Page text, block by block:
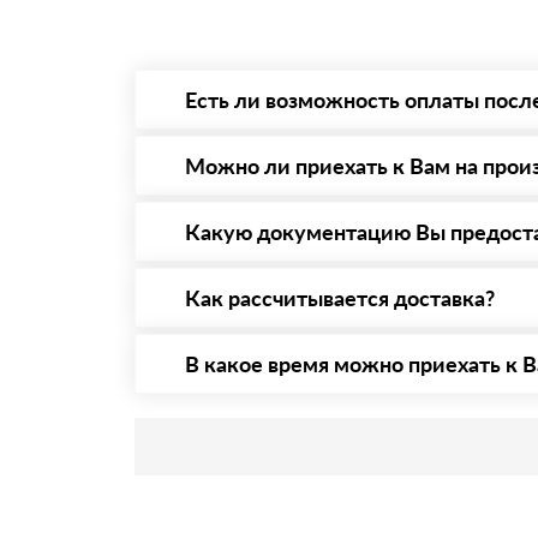
Есть ли возможность оплаты
то Вы в праве от него отказаться.
Можно ли приехать к Вам на
предварительная запись по номеру
Какую документацию Вы
Как рассчитывается доставка?
стоимости и сроков доставки, которые
В какое время можно приехать к